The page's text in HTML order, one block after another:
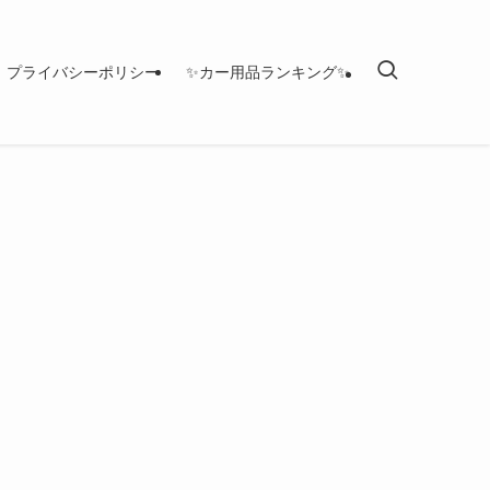
プライバシーポリシー ✨カー用品ランキング✨